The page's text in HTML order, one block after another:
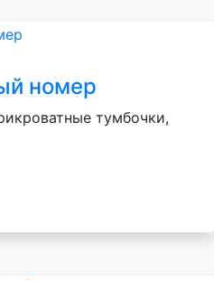
номер
тумбочки,